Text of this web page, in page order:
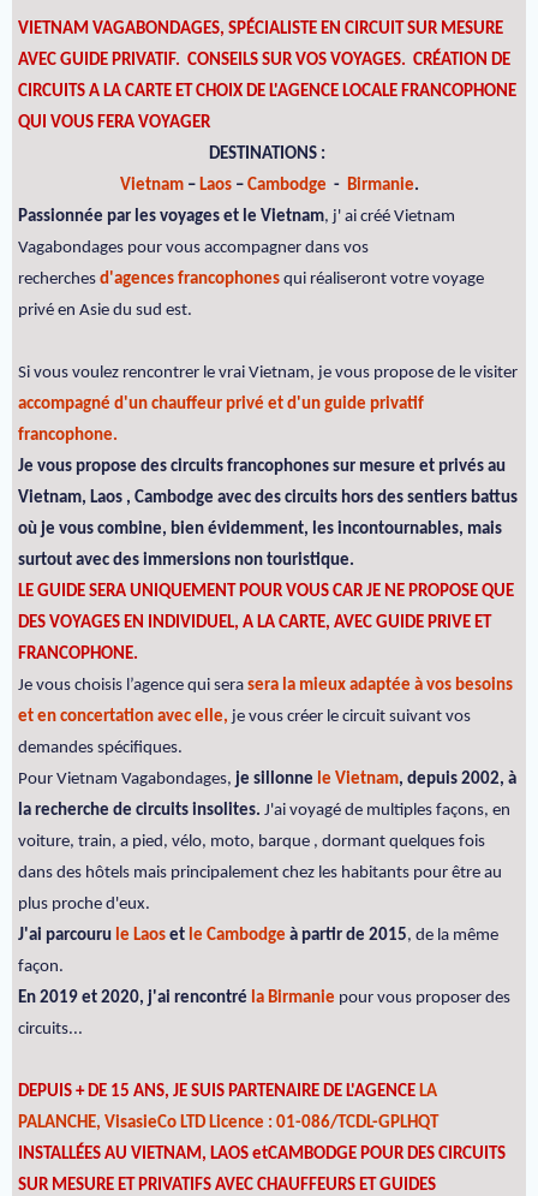
VIETNAM VAGABONDAGES, SPÉCIALISTE EN CIRCUIT SUR MESURE
AVEC GUIDE PRIVATIF. CONSEILS SUR VOS VOYAGES. CRÉATION DE
CIRCUITS A LA CARTE ET CHOIX DE L'AGENCE LOCALE FRANCOPHONE
QUI VOUS FERA VOYAGER
DESTINATIONS :
Vietnam– Laos – Cambodge - Birmanie.
Passionnée par les voyages et le Vietnam, j' ai créé Vietnam
Vagabondages pour vous accompagner dans vos
recherches d'agences francophones qui réaliseront votre voyage
privé en Asie du sud est.
Si vous voulez rencontrer le vrai Vietnam, je vous propose de le visiter
accompagné d'un chauffeur privé et d'un guide privatif
francophone.
Je vous propose des circuits francophones sur mesure et privés au
Vietnam, Laos , Cambodge avec des circuits hors des sentiers battus
où je vous combine, bien évidemment, les incontournables, mais
surtout avec des immersions non touristique.
LE GUIDE SERA UNIQUEMENT POUR VOUS CAR JE NE PROPOSE QUE
DES VOYAGES EN INDIVIDUEL, A LA CARTE, AVEC GUIDE PRIVE ET
FRANCOPHONE.
Je vous choisis l’agence qui sera sera la mieux adaptée à vos besoins
et en concertation avec elle, je vous créer le circuit suivant vos
demandes spécifiques.
Pour Vietnam Vagabondages, je sillonne le Vietnam, depuis 2002, à
la recherche de circuits insolites. J'ai voyagé de multiples façons, en
voiture, train, a pied, vélo, moto, barque , dormant quelques fois
dans des hôtels mais principalement chez les habitants pour être au
plus proche d'eux.
J'ai parcouru le Laos et le Cambodge à partir de 2015, de la même
façon.
En 2019 et 2020, j'ai rencontré la Birmanie pour vous proposer des
circuits...
DEPUIS + DE 15 ANS, JE SUIS PARTENAIRE DE L'AGENCE LA
PALANCHE, VisasieCo LTD Licence : 01-086/TCDL-GPLHQT
INSTALLÉES AU VIETNAM, LAOS etCAMBODGE POUR DES CIRCUITS
SUR MESURE ET PRIVATIFS AVEC CHAUFFEURS ET GUIDES